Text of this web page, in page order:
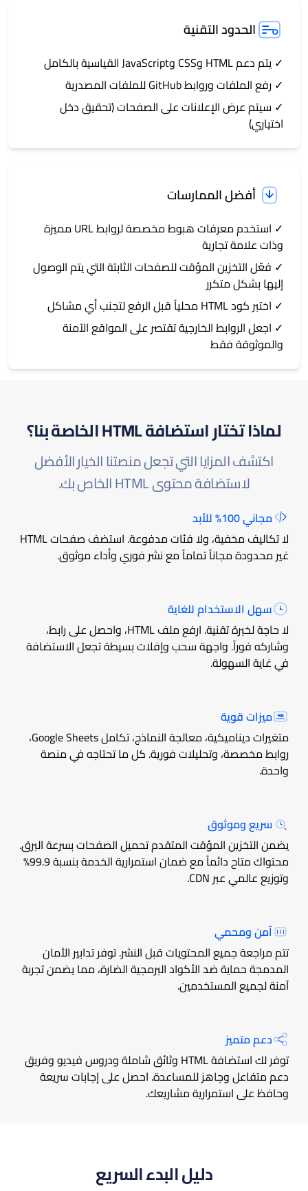
الحدود التقنية
✓ يتم دعم HTML وCSS وJavaScript القياسية بالكامل
✓ رفع الملفات وروابط GitHub للملفات المصدرية
✓ سيتم عرض الإعلانات على الصفحات (تحقيق دخل
اختياري)
أفضل الممارسات
✓ استخدم معرفات هبوط مخصصة لروابط URL مميزة
وذات علامة تجارية
✓ فعّل التخزين المؤقت للصفحات الثابتة التي يتم الوصول
إليها بشكل متكرر
✓ اختبر كود HTML محلياً قبل الرفع لتجنب أي مشاكل
✓ اجعل الروابط الخارجية تقتصر على المواقع الآمنة
والموثوقة فقط
لماذا تختار استضافة HTML الخاصة بنا؟
اكتشف المزايا التي تجعل منصتنا الخيار الأفضل
لاستضافة محتوى HTML الخاص بك.
مجاني 100% للأبد
لا تكاليف مخفية، ولا فئات مدفوعة. استضف صفحات HTML
غير محدودة مجاناً تماماً مع نشر فوري وأداء موثوق.
سهل الاستخدام للغاية
لا حاجة لخبرة تقنية. ارفع ملف HTML، واحصل على رابط،
وشاركه فوراً. واجهة سحب وإفلات بسيطة تجعل الاستضافة
في غاية السهولة.
ميزات قوية
متغيرات ديناميكية، معالجة النماذج، تكامل Google Sheets،
روابط مخصصة، وتحليلات فورية. كل ما تحتاجه في منصة
واحدة.
سريع وموثوق
يضمن التخزين المؤقت المتقدم تحميل الصفحات بسرعة البرق.
محتواك متاح دائماً مع ضمان استمرارية الخدمة بنسبة 99.9%
وتوزيع عالمي عبر CDN.
آمن ومحمي
تتم مراجعة جميع المحتويات قبل النشر. توفر تدابير الأمان
المدمجة حماية ضد الأكواد البرمجية الضارة، مما يضمن تجربة
آمنة لجميع المستخدمين.
دعم متميز
توفر لك استضافة HTML وثائق شاملة ودروس فيديو وفريق
دعم متفاعل وجاهز للمساعدة. احصل على إجابات سريعة
وحافظ على استمرارية مشاريعك.
دليل البدء السريع